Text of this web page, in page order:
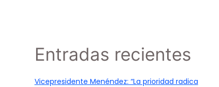
Entradas recientes
Vicepresidente Menéndez: “La prioridad radica